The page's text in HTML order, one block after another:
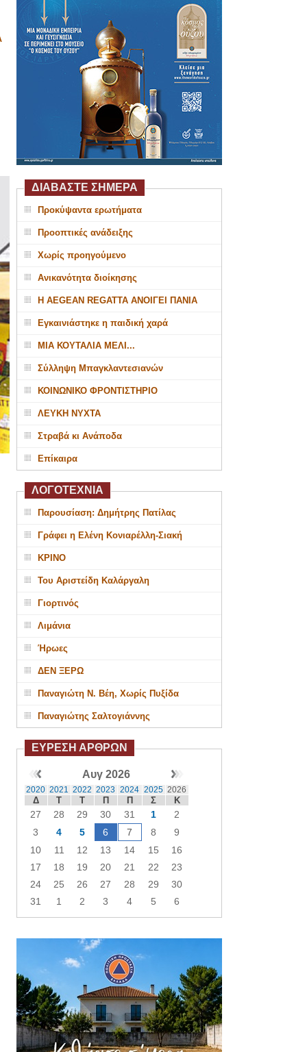
ΔΙΑΒΑΣΤΕ ΣΗΜΕΡΑ
Προκύψαντα ερωτήματα
Προοπτικές ανάδειξης
Χωρίς προηγούμενο
Ανικανότητα διοίκησης
Η AEGEAN REGATTA ΑΝΟΙΓΕΙ ΠΑΝΙΑ
Εγκαινιάστηκε η παιδική χαρά
ΜΙΑ ΚΟΥΤΑΛΙΑ ΜΕΛΙ...
Σύλληψη Μπαγκλαντεσιανών
ΚΟΙΝΩΝΙΚΟ ΦΡΟΝΤΙΣΤΗΡΙΟ
ΛΕΥΚΗ ΝΥΧΤΑ
Στραβά κι Ανάποδα
Επίκαιρα
ΛΟΓΟΤΕΧΝΙΑ
Παρουσίαση: Δημήτρης Πατίλας
Γράφει η Ελένη Κονιαρέλλη-Σιακή
ΚΡΙΝΟ
Του Αριστείδη Καλάργαλη
Γιορτινός
Λιμάνια
Ήρωες
ΔΕΝ ΞΕΡΩ
Παναγιώτη Ν. Βέη, Χωρίς Πυξίδα
Παναγιώτης Σαλτογιάννης
ΕΥΡΕΣΗ ΑΡΘΡΩΝ
Αυγ 2026
2020 2021 2022 2023 2024 2025 2026
Δ Τ Τ Π Π Σ Κ
27 28 29 30 31 1
2
3
4 5 6 7 8
9
10
11 12 13 14 15
16
17
18 19 20 21 22
23
24
25 26 27 28 29
30
31
1 2 3 4 5 6